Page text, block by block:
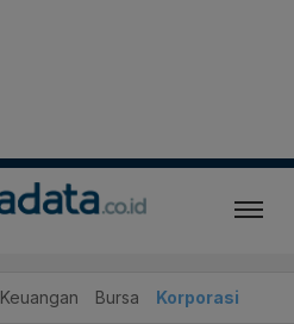
Keuangan Bursa Korporasi